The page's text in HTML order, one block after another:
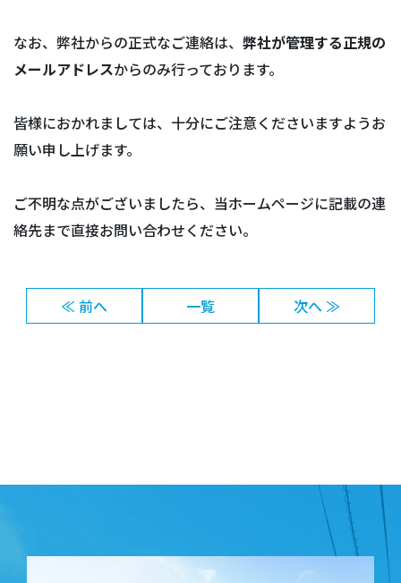
なお、弊社からの正式なご連絡は、 弊社が管理する正規の
メールアドレスからのみ行っております。
皆様におかれましては、十分にご注意くださいますようお
願い申し上げます。
ご不明な点がございましたら、当ホームページに記載の連
絡先まで直接お問い合わせください。
≪ 前へ 一覧 次へ ≫